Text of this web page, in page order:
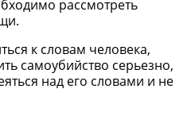
рассмотреть
к словам человека,
самоубийство серьезно,
над его словами и не